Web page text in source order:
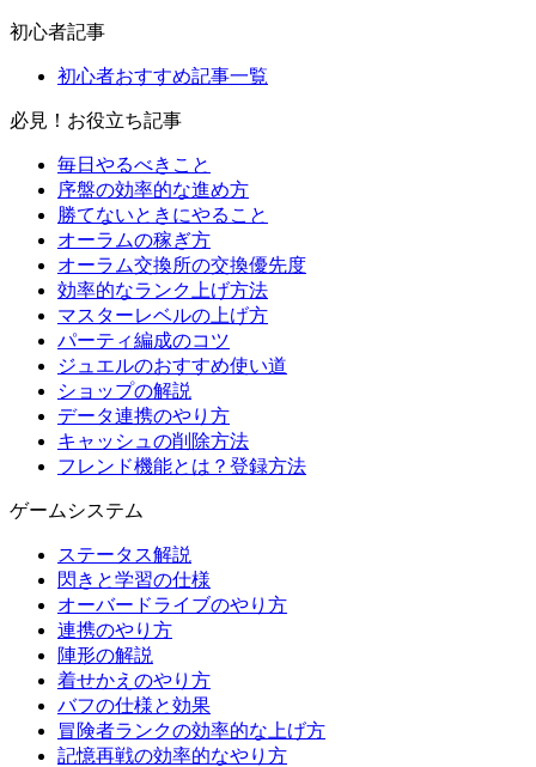
初心者記事
初心者おすすめ記事一覧
必見！お役立ち記事
毎日やるべきこと
序盤の効率的な進め方
勝てないときにやること
オーラムの稼ぎ方
オーラム交換所の交換優先度
効率的なランク上げ方法
マスターレベルの上げ方
パーティ編成のコツ
ジュエルのおすすめ使い道
ショップの解説
データ連携のやり方
キャッシュの削除方法
フレンド機能とは？登録方法
ゲームシステム
ステータス解説
閃きと学習の仕様
オーバードライブのやり方
連携のやり方
陣形の解説
着せかえのやり方
バフの仕様と効果
冒険者ランクの効率的な上げ方
記憶再戦の効率的なやり方